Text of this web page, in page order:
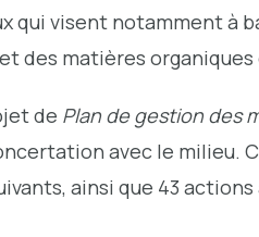
qui visent notamment à
des matières organiques
de Plan de gestion des
avec le milieu.
ainsi que 43